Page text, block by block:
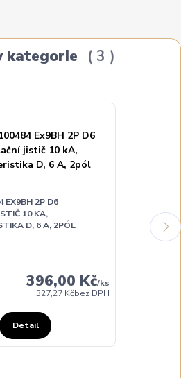
kategorie 3
EX9BH 2P D6
10 KA,
D, 6 A, 2PÓL
396,00 Kč/ks
327,27 Kčbez DPH
Detail
INSTALAČNÍ